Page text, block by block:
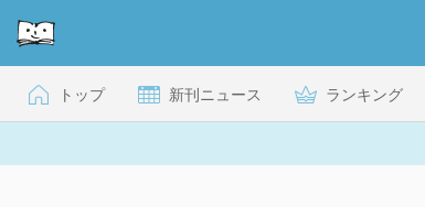
トップ 新刊ニュース ランキング